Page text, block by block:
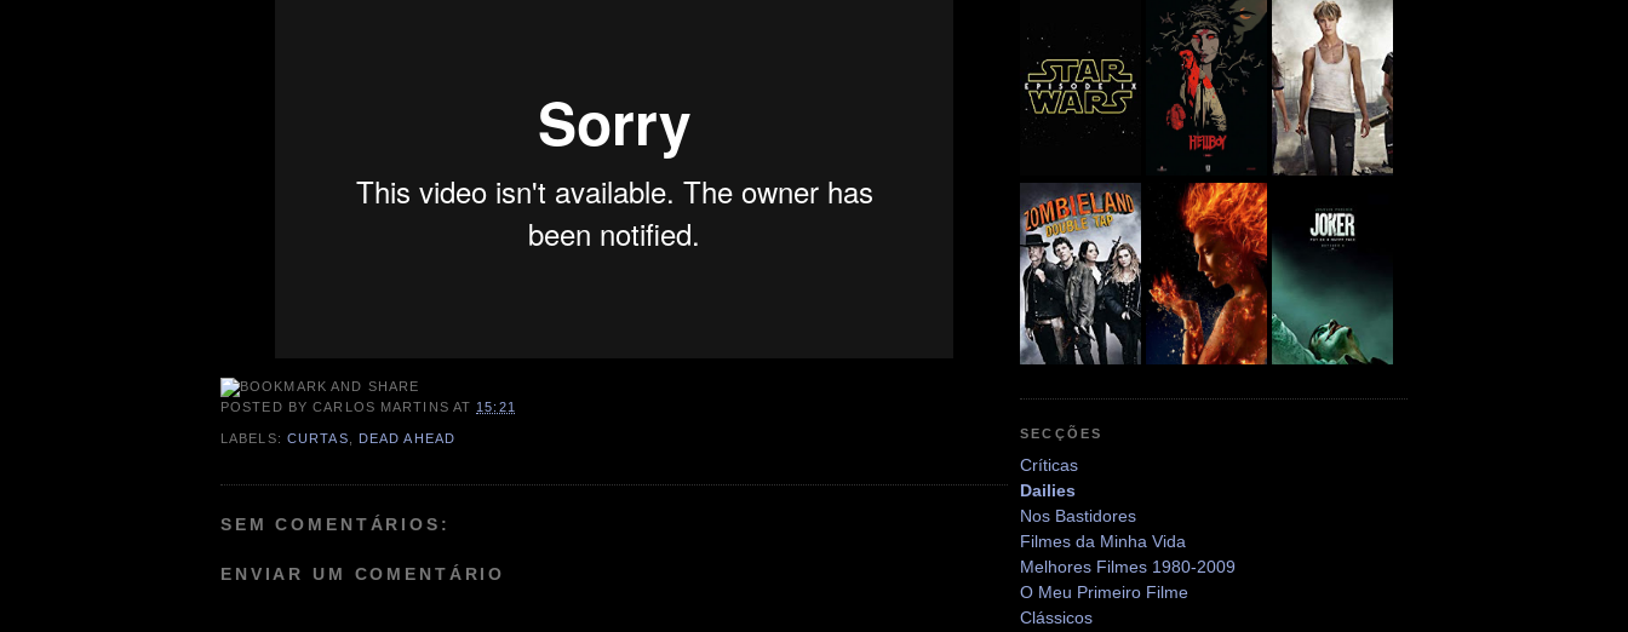
POSTED BYCARLOS MARTINS AT 15:21
LABELS: CURTAS DEAD AHEAD
SEM COMENTÁRIOS:
ENVIAR UM COMENTÁRIO
SECÇÕES
Críticas
Dailies
Nos Bastidores
Filmes da Minha Vida
Melhores Filmes 1980-2009
O Meu Primeiro Filme
Clássicos